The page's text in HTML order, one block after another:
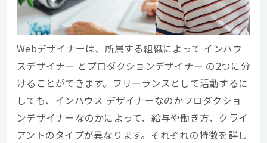
Webデザイナーは、所属する組織によって インハウ
スデザイナー とプロダクションデザイナー の2つに分
けることができます。フリーランスとして活動するに
しても、インハウス デザイナーなのかプロダクショ
ンデザイナーなのかによって、給与や働き方、クライ
アントのタイプが異なります。それぞれの特徴を詳し